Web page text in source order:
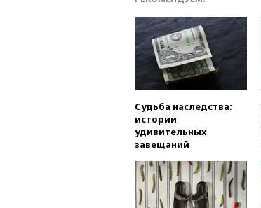
Судьба наследства:
истории
удивительных
завещаний